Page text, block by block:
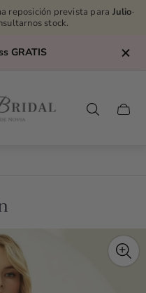
reposición prevista para Julio·
stock.
GRATIS
Cart